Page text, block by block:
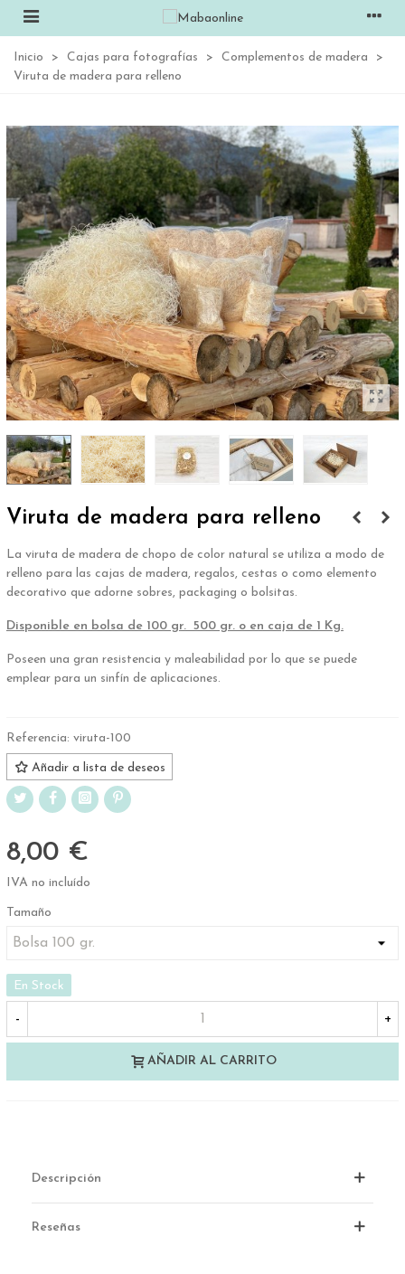
Inicio > Cajas para fotografías > Complementos de madera
>
Viruta de madera para relleno
Viruta de madera para relleno
La viruta de madera de chopo de color natural se utiliza a modo de
relleno para las cajas de madera, regalos, cestas o como elemento
decorativo que adorne sobres, packaging o bolsitas.
Disponible en bolsa de 100 gr. 500 gr. o en caja de 1 Kg.
Poseen una gran resistencia y maleabilidad por lo que se puede
emplear para un sinfín de aplicaciones.
Referencia: viruta-100
Añadir a lista de deseos
8,00 €
IVA no incluído
Tamaño
En Stock
- +
AÑADIR AL CARRITO
Descripción
Reseñas